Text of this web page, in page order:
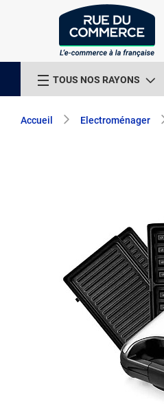
TOUS NOS RAYONS
Accueil Electroménager